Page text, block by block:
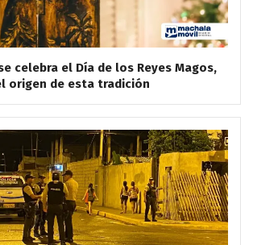
celebra el Día de los Reyes Magos,
origen de esta tradición